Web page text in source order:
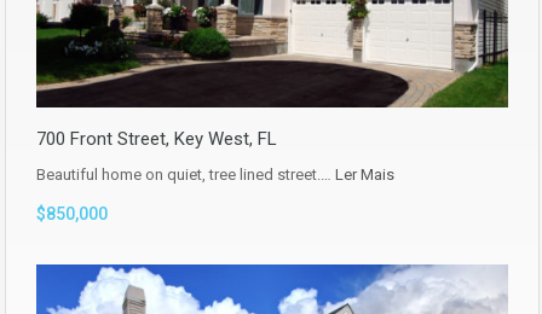
700 Front Street, Key West, FL
Beautiful home on quiet, tree lined street.… Ler Mais
$850,000